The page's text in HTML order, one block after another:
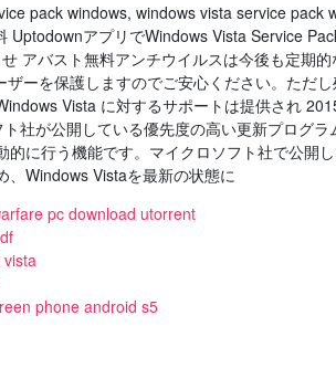
pack windows, windows vista service pack
UptodownアプリでWindows Vista Service
アバスト無料アンチウイルスは今後も定期
ーを保護しますのでご安心ください。ただ
Vista に対するサポートは提供され
社が公開している優先度の高い更新プログ
的に行う機能です。マイクロソフト社で公開
、Windows Vistaを最新の状態に
pc download utorrent
vista
phone android s5